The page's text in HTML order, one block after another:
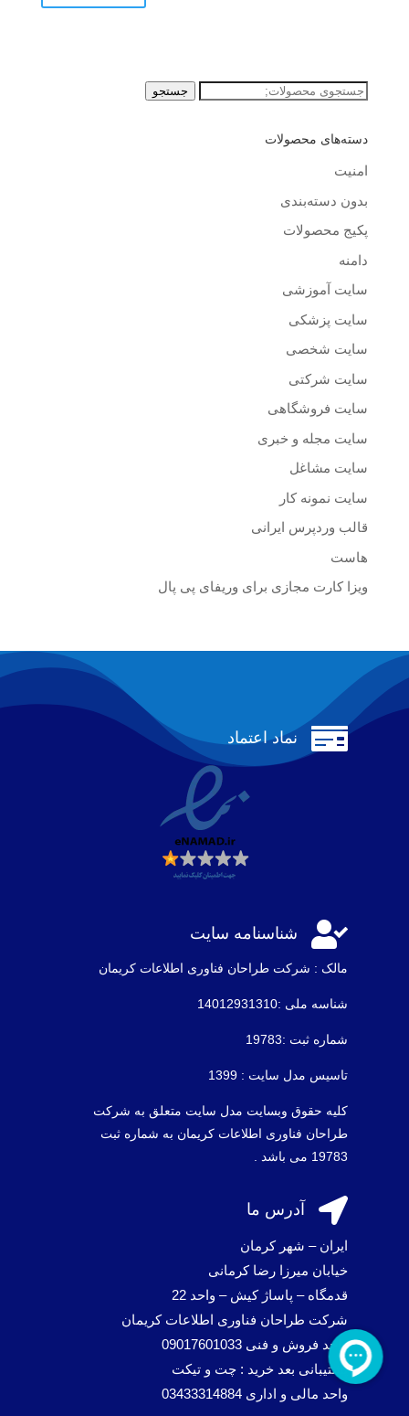
جستجو
جستجو
دسته‌های محصولات
امنیت
بدون دسته‌بندی
پکیج محصولات
دامنه
سایت آموزشی
سایت پزشکی
سایت شخصی
سایت شرکتی
سایت فروشگاهی
سایت مجله و خبری
سایت مشاغل
سایت نمونه کار
قالب وردپرس ایرانی
هاست
ویزا کارت مجازی برای وریفای پی پال
 نماد اعتماد
 شناسنامه سایت
مالک : شرکت طراحان فناوری اطلاعات كريمان
شناسه ملی :14012931310
شماره ثبت :19783
تاسیس مدل سایت : 1399
کلیه حقوق وبسایت مدل سایت متعلق به شرکت
طراحان فناوری اطلاعات کریمان به شماره ثبت
19783 می باشد .
 آدرس ما
ایران – شهر کرمان
خیابان میرزا رضا کرمانی
قدمگاه – پاساژ کیش – واحد 22
شرکت طراحان فناوری اطلاعات کریمان
واحد فروش و فنی 09017601033
پشتیبانی بعد خرید : چت و تیکت
واحد مالی و اداری 03433314884